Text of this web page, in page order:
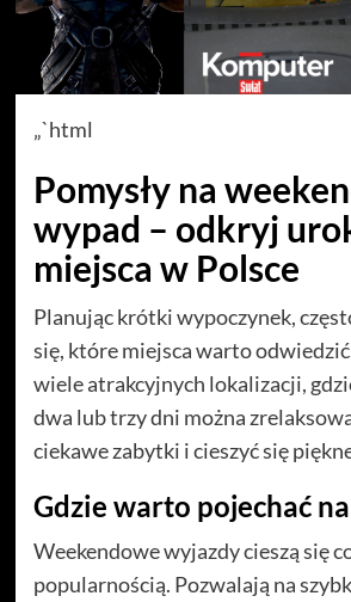
„`html
Pomysły na
wypad – odkryj
miejsca w Polsce
Planując krótki wypoczynek,
się, które miejsca warto
wiele atrakcyjnych lokalizacji,
dwa lub trzy dni można
ciekawe zabytki i cieszyć się
Gdzie warto pojechać
Weekendowe wyjazdy cieszą się
popularnością. Pozwalają na